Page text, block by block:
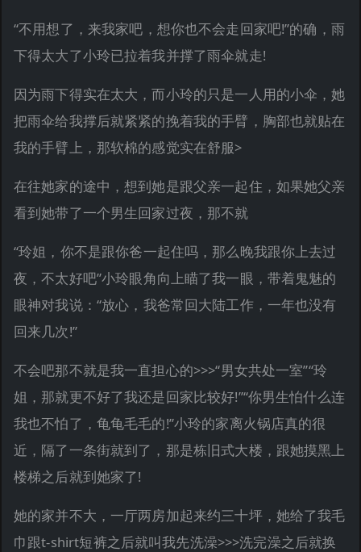
“不用想了，来我家吧，想你也不会走回家吧!”的确，雨
下得太大了小玲已拉着我并撑了雨伞就走!
因为雨下得实在太大，而小玲的只是一人用的小伞，她
把雨伞给我撑后就紧紧的挽着我的手臂，胸部也就贴在
我的手臂上，那软棉的感觉实在舒服>
在往她家的途中，想到她是跟父亲一起住，如果她父亲
看到她带了一个男生回家过夜，那不就
“玲姐，你不是跟你爸一起住吗，那么晚我跟你上去过
夜，不太好吧”小玲眼角向上瞄了我一眼，带着鬼魅的
眼神对我说：“放心，我爸常回大陆工作，一年也没有
回来几次!”
不会吧那不就是我一直担心的>>>“男女共处一室”“玲
姐，那就更不好了我还是回家比较好!”“你男生怕什么连
我也不怕了，龟龟毛毛的!”小玲的家离火锅店真的很
近，隔了一条街就到了，那是栋旧式大楼，跟她摸黑上
楼梯之后就到她家了!
她的家并不大，一厅两房加起来约三十坪，她给了我毛
巾跟t-shirt短裤之后就叫我先洗澡>>>洗完澡之后就换